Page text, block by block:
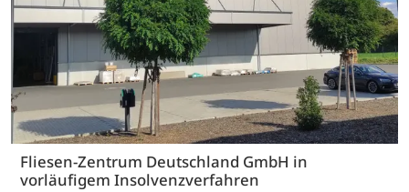
Fliesen-Zentrum Deutschland GmbH in
vorläufigem Insolvenzverfahren